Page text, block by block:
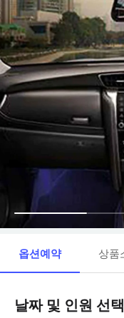
옵션예약 상품
날짜 및 인원 선택